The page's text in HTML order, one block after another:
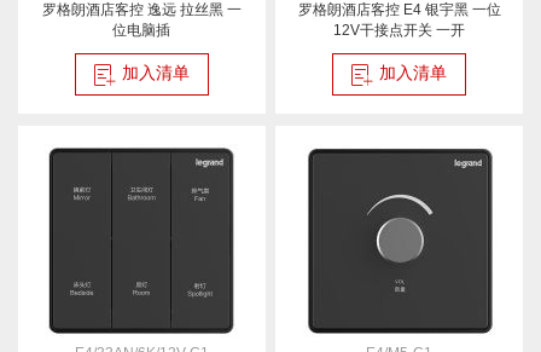
罗格朗酒店客控 逸远 拉丝黑 一
位电脑插
加入清单
罗格朗酒店客控 E4 银宇黑 一位
12V干接点开关 一开
加入清单